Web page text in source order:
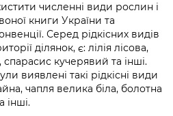
АТО
переміщених
військовій
рішень, дій чи
інформації
запитів на
умовах воєнного
coverage of
martial law
Contacts for mass
численні види рослин і
книги України та
Серед рідкісних видів
ділянок, є: лілія лісова,
спарасис кучерявий та інші.
виявлені такі рідкісні види
чапля велика біла, болотна
інші.